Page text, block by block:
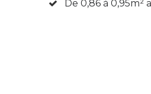
De 0,86 à 0,95m²